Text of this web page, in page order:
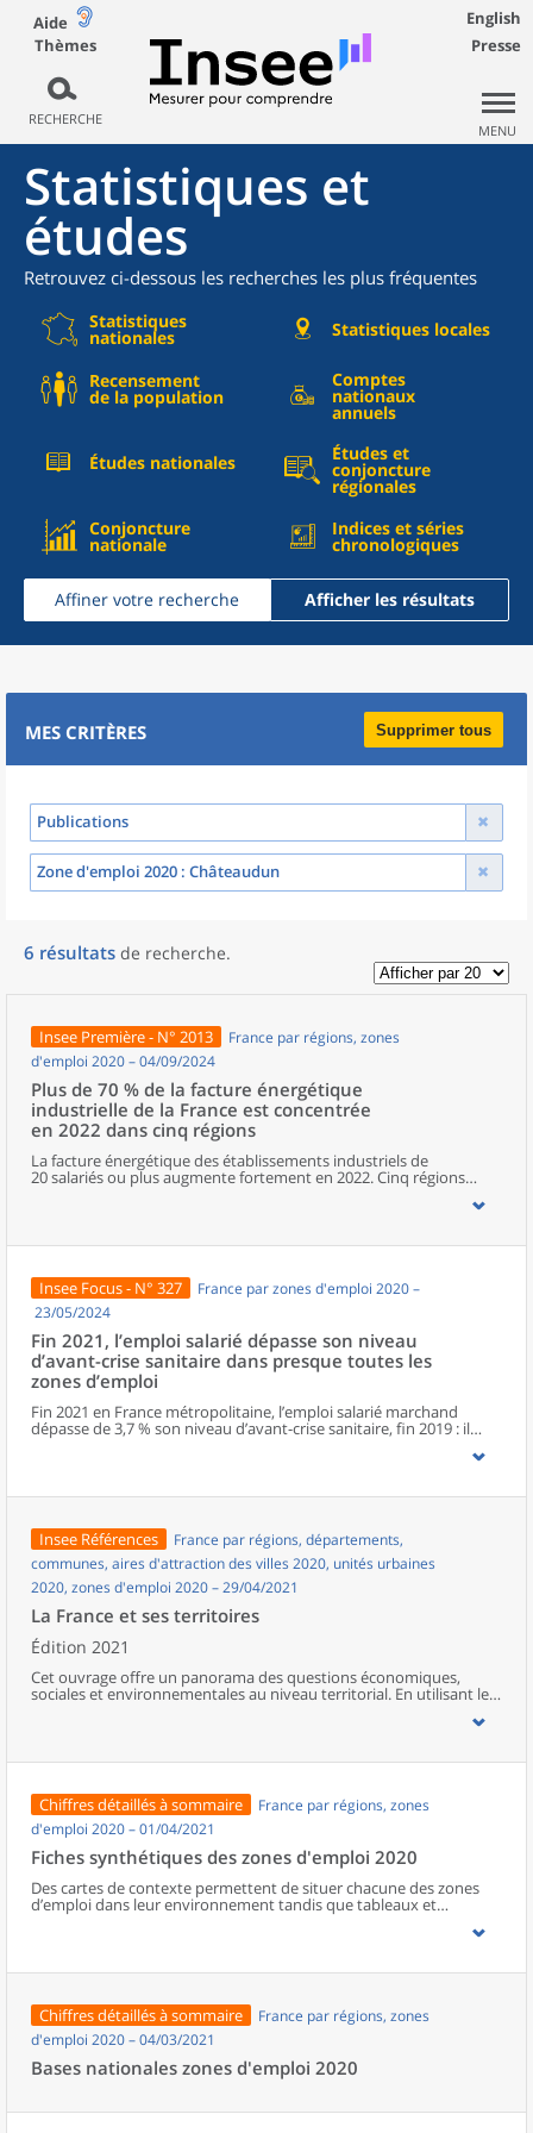
Aide
Thèmes
RECHERCHE
English
Presse
MENU
Statistiques et
études
Retrouvez ci-dessous les recherches les plus fréquentes
Statistiques
nationales Statistiques locales
Recensement
de la population
Comptes
nationaux
annuels
Études nationales Études et
conjoncture
régionales
Conjoncture
nationale
Indices et séries
chronologiques
Affiner votre recherche Afficher les résultats
MES CRITÈRES Supprimer tous
Publications
Zone d'emploi 2020 : Châteaudun
6 résultats de recherche.
Insee Première - N° 2013
France par régions, zones
d'emploi 2020 – 04/09/2024
Plus de 70 % de la facture énergétique
industrielle de la France est concentrée
en 2022 dans cinq régions
La facture énergétique des établissements industriels de
20 salariés ou plus augmente fortement en 2022. Cinq régions
métropolitaines contribuent à hauteur de 71 % à cette facture :
industriels les plus énergivores, notamment ceux de la sidérurgie
à ces activités énergivores peut être forte, notamment dans
certaines zones d’emploi au nord et au sud de la France.Le prix de
l’énergie varie fortement selon les établissements. Ceux qui
moyenne plus cher leurs énergies. Pour faire face à la hausse des
prix de l’énergie, les établissements adoptent différentes
stratégies : la moitié d’entre eux ont ainsi augmenté le prix de
vente du produit final, presque autant ont réduit leurs marges,
quelques établissements ont été contraints de réduire leur
activité, et certains ont également investi sur le long terme pour
limiter leur consommation énergétique.
Insee Focus - N° 327
France par zones d'emploi 2020 –
23/05/2024
Fin 2021, l’emploi salarié dépasse son niveau
d’avant-crise sanitaire dans presque toutes les
zones d’emploi
Fin 2021 en France métropolitaine, l’emploi salarié marchand
dépasse de 3,7 % son niveau d’avant-crise sanitaire, fin 2019 : il
augmente dans la très grande majorité des zones d’emploi.Les
trente zones d’emploi où l’emploi salarié marchand augmente le
littoral, comme avant la crise sanitaire ; la moitié d’entre elles sont
contribuent aussi à la forte hausse. Les zones où l’emploi diminue
ou augmente faiblement sont plus fréquemment spécialisées dans
l’industrie.
Insee Références
France par régions, départements,
communes, aires d'attraction des villes 2020, unités urbaines
2020, zones d'emploi 2020 – 29/04/2021
La France et ses territoires
Édition 2021
Cet ouvrage offre un panorama des questions économiques,
sociales et environnementales au niveau territorial. En utilisant les
disparités géographiques en France, sur les forces et faiblesses des
population.
Chiffres détaillés à sommaire
France par régions, zones
d'emploi 2020 – 01/04/2021
Fiches synthétiques des zones d'emploi 2020
Des cartes de contexte permettent de situer chacune des zones
d’emploi dans leur environnement tandis que tableaux et
graphiques fournissent des éclairages sur la démographie, le
régionale permettent aussi de mettre en valeur les spécificités de
Chiffres détaillés à sommaire
France par régions, zones
d'emploi 2020 – 04/03/2021
Bases nationales zones d'emploi 2020